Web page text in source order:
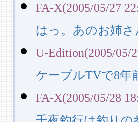
FA-X(2005/05/27
はっ。あのお姉
U-Edition(2005/05/
ケーブルTVで8年
FA-X(2005/05/28